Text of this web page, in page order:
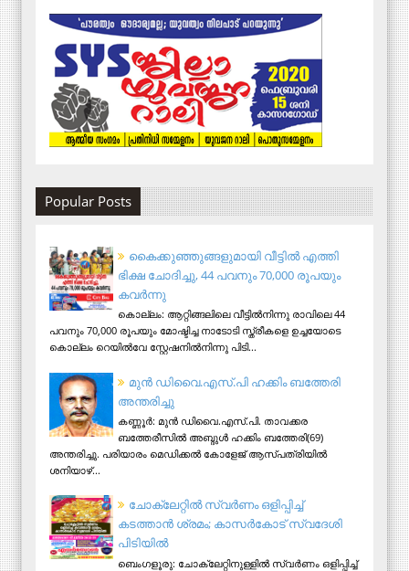
Popular Posts
കൈക്കുഞ്ഞുങ്ങളുമായി വീട്ടിൽ എത്തി
ഭിക്ഷ ചോദിച്ചു, 44 പവനും 70,000 രൂപയും
കവർന്നു
കൊല്ലം: ആറ്റിങ്ങലിലെ വീട്ടിൽനിന്നു രാവിലെ 44
പവനും 70,000 രൂപയും മോഷ്ടിച്ച നാടോടി സ്ത്രീകളെ ഉച്ചയോടെ
കൊല്ലം റെയിൽവേ സ്റ്റേഷനിൽനിന്നു പിടി...
മുന്‍ ഡിവൈ.എസ്.പി ഹക്കിം ബത്തേരി
അന്തരിച്ചു
കണ്ണൂര്‍: മുന്‍ ഡിവൈ.എസ്.പി. താവക്കര
ബത്തേരീസില്‍ അബ്ദുള്‍ ഹക്കിം ബത്തേരി(69)
അന്തരിച്ചു. പരിയാരം മെഡിക്കല്‍ കോളേജ് ആസ്​പത്രിയില്‍
ശനിയാഴ്...
ചോക്ലേറ്റിൽ സ്വർണം ഒളിപ്പിച്ച്
കടത്താൻ ശ്രമം; കാസർകോട് സ്വദേശി
പിടിയില്‍
ബെംഗളൂരു: ചോക്ലേറ്റിനുള്ളിൽ സ്വർണം ഒളിപ്പിച്ച്